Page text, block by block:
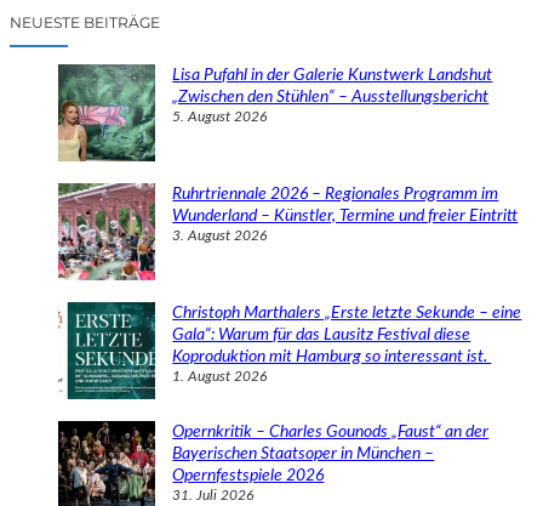
cNEUESTE BEITRÄGE
Lisa Pufahl in der Galerie Kunstwerk Landshut
„Zwischen den Stühlen“ – Ausstellungsbericht
5. August 2026
Ruhrtriennale 2026 – Regionales Programm im
Wunderland – Künstler, Termine und freier Eintritt
3. August 2026
Christoph Marthalers „Erste letzte Sekunde – eine
Gala“: Warum für das Lausitz Festival diese
Koproduktion mit Hamburg so interessant ist.
1. August 2026
Opernkritik – Charles Gounods „Faust“ an der
Bayerischen Staatsoper in München –
Opernfestspiele 2026
31. Juli 2026